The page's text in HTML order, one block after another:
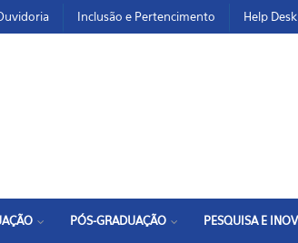
Inclusão e Pertencimento Help Desk
PÓS-GRADUAÇÃO PESQUISA E